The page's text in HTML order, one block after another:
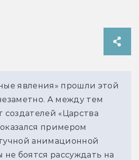
явления» прошли этой
А между тем
создателей «Царства
примером
анимационной
не боятся рассуждать на